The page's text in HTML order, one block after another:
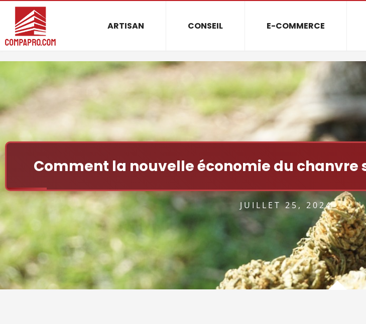
ARTISAN CONSEIL E-COMMERCE
Comment la nouvelle économie du chanvre
JUILLET 25, 2024